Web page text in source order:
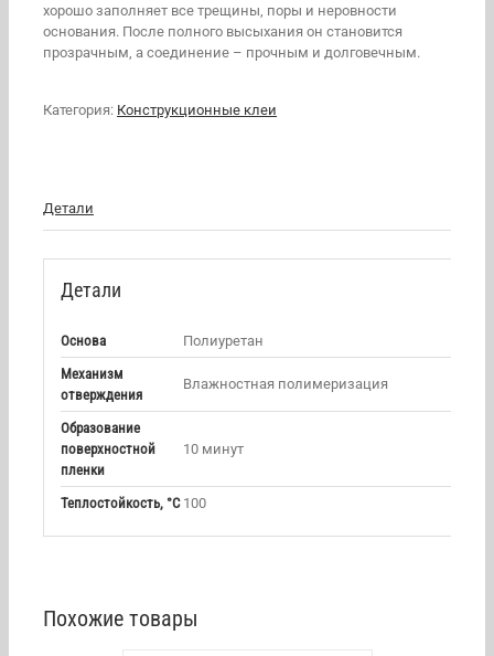
хорошо заполняет все трещины, поры и неровности
основания. После полного высыхания он становится
прозрачным, а соединение – прочным и долговечным.
Категория: Конструкционные клеи
Детали
Детали
Основа
Полиуретан
Механизм
отверждения
Влажностная полимеризация
Образование
поверхностной
пленки
10 минут
Теплостойкость, °С 100
Похожие товары